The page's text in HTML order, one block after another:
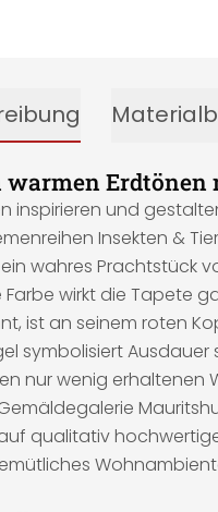
inspirieren und
Insekten &
wahres
wirkt die Tapete
ist an seinem roten
symbolisiert
nur wenig erhaltenen
qualitativ